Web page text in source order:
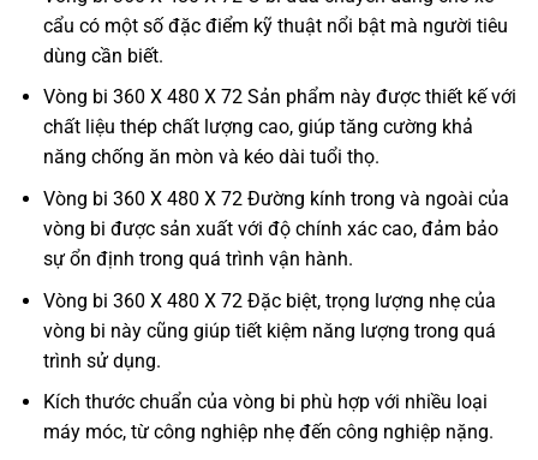
cẩu có một số đặc điểm kỹ thuật nổi bật mà người tiêu
dùng cần biết.
Vòng bi 360 X 480 X 72 Sản phẩm này được thiết kế với
chất liệu thép chất lượng cao, giúp tăng cường khả
năng chống ăn mòn và kéo dài tuổi thọ.
Vòng bi 360 X 480 X 72 Đường kính trong và ngoài của
vòng bi được sản xuất với độ chính xác cao, đảm bảo
sự ổn định trong quá trình vận hành.
Vòng bi 360 X 480 X 72 Đặc biệt, trọng lượng nhẹ của
vòng bi này cũng giúp tiết kiệm năng lượng trong quá
trình sử dụng.
Kích thước chuẩn của vòng bi phù hợp với nhiều loại
máy móc, từ công nghiệp nhẹ đến công nghiệp nặng.